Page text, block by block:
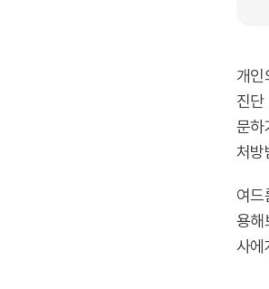
개인
진단
문하
처방
여드
용해
사에